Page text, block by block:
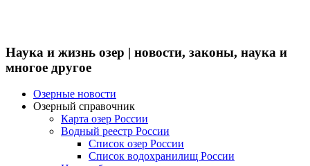
Наука и жизнь озер | новости, законы, наука и
многое другое
Озерные новости
Озерный справочник
Карта озер России
Водный реестр России
Список озер России
Список водохранилищ России